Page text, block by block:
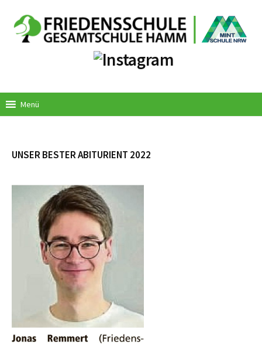
Inhalt
Menü
UNSER BESTER ABITURIENT 2022